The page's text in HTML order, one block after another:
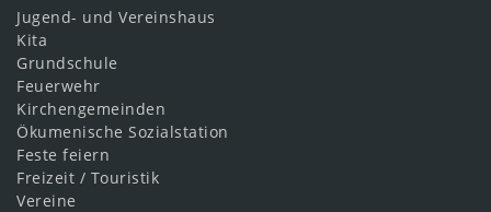
Jugend- und Vereinshaus
Kita
Grundschule
Feuerwehr
Kirchengemeinden
Ökumenische Sozialstation
Feste feiern
Freizeit / Touristik
Vereine